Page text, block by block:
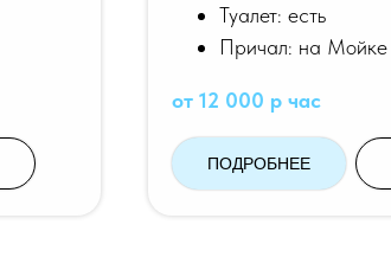
Туалет: есть
Причал: на Мойке
от 12 000 р час
ПОДРОБНЕЕ